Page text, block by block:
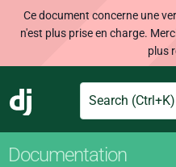
Ce document concerne une
n'est plus prise en charge.
plus
Django
Search
Documentation